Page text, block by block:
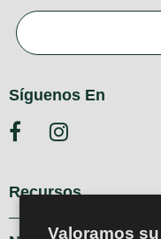
Valoramos
Síguenos En
Recursos